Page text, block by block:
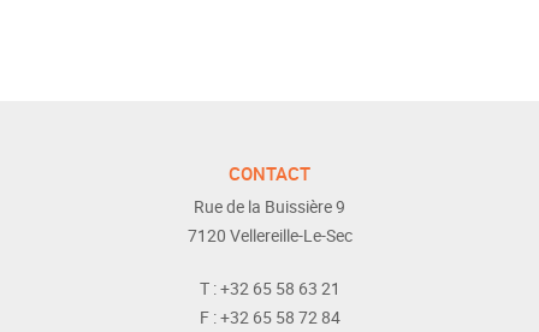
CONTACT
Rue de la Buissière 9
7120 Vellereille-Le-Sec
T :+32 65 58 63 21
F :+32 65 58 72 84